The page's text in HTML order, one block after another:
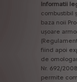
Informatii
combustibil
baza noii
ușoare
fiind apoi
de
Nr. 692/
permite